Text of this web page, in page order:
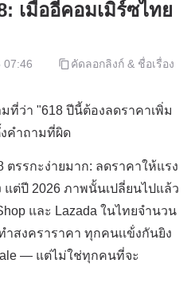
เมื่ออีคอมเมิร์ซไทย
07:46 คัดลอกลิงก์ & ชื่อเรื่อง